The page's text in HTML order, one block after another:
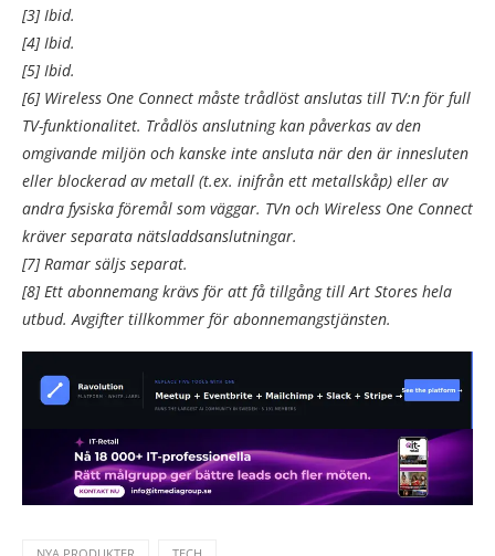
[3] Ibid.
[4] Ibid.
[5] Ibid.
[6] Wireless One Connect måste trådlöst anslutas till TV:n för full
TV-funktionalitet. Trådlös anslutning kan påverkas av den
omgivande miljön och kanske inte ansluta när den är innesluten
eller blockerad av metall (t.ex. inifrån ett metallskåp) eller av
andra fysiska föremål som väggar. TVn och Wireless One Connect
kräver separata nätsladdsanslutningar.
[7] Ramar säljs separat.
[8] Ett abonnemang krävs för att få tillgång till Art Stores hela
utbud. Avgifter tillkommer för abonnemangstjänsten.